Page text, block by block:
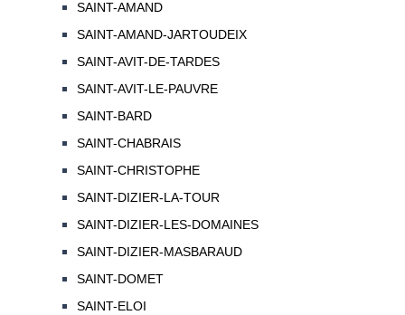
SAINT-AMAND
SAINT-AMAND-JARTOUDEIX
SAINT-AVIT-DE-TARDES
SAINT-AVIT-LE-PAUVRE
SAINT-BARD
SAINT-CHABRAIS
SAINT-CHRISTOPHE
SAINT-DIZIER-LA-TOUR
SAINT-DIZIER-LES-DOMAINES
SAINT-DIZIER-MASBARAUD
SAINT-DOMET
SAINT-ELOI